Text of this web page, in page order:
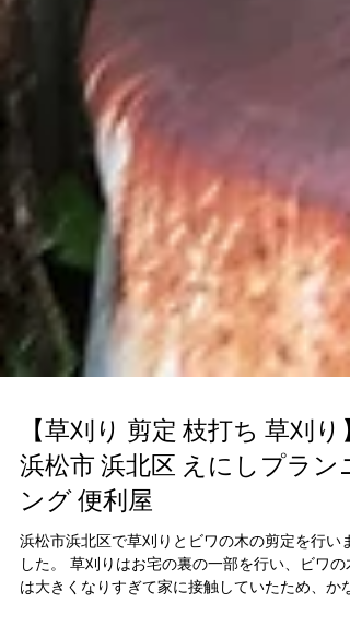
【草刈り 剪定 枝打ち 草刈り】
浜松市 浜北区 えにしプランニ